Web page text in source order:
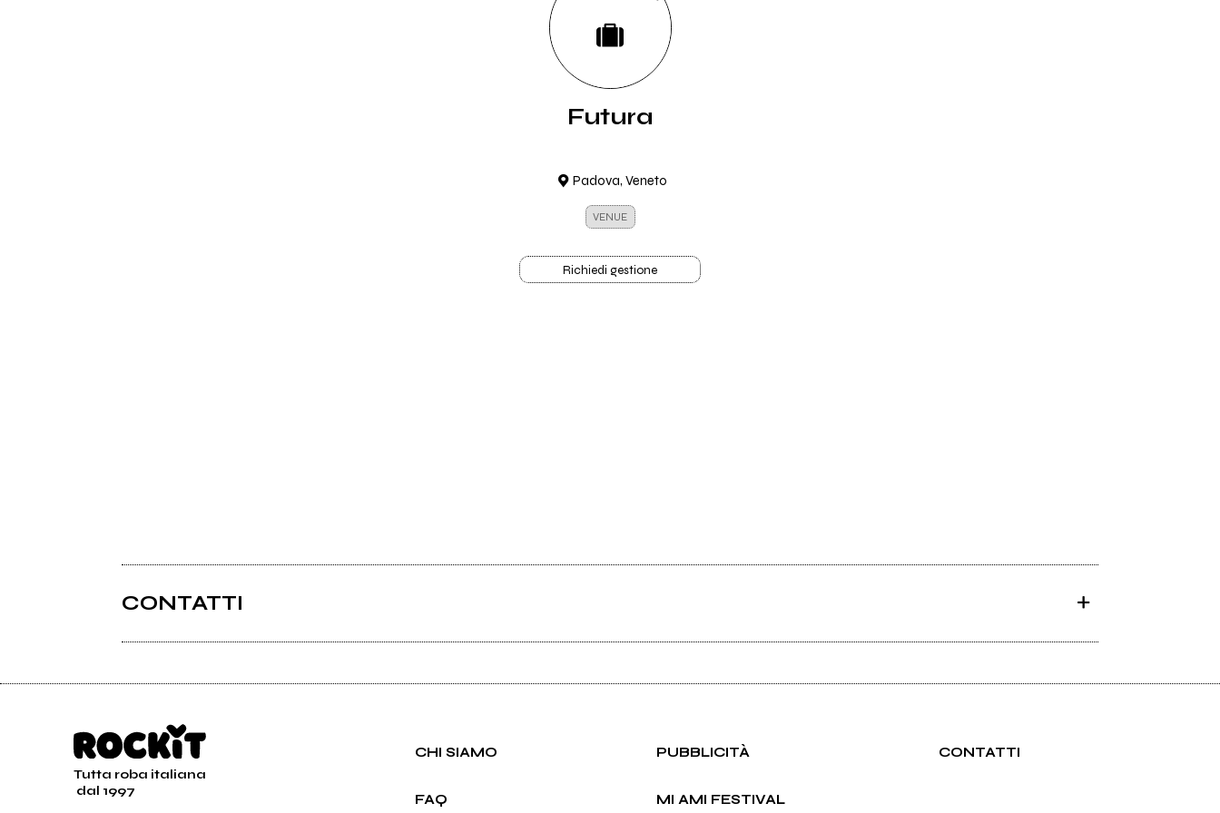
Futura
Padova, Veneto
VENUE
Richiedi gestione
CONTATTI
Tutta roba italiana
dal 1997
CHI SIAMO PUBBLICITÀ CONTATTI
FAQ MI AMI FESTIVAL